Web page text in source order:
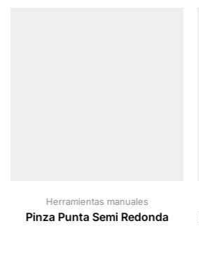
Herramientas manuales
Pinza Punta Semi Redonda